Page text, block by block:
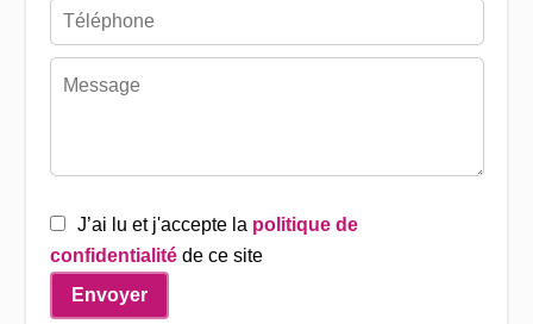
J’ai lu et j'accepte la politique de
confidentialitéde ce site
Envoyer